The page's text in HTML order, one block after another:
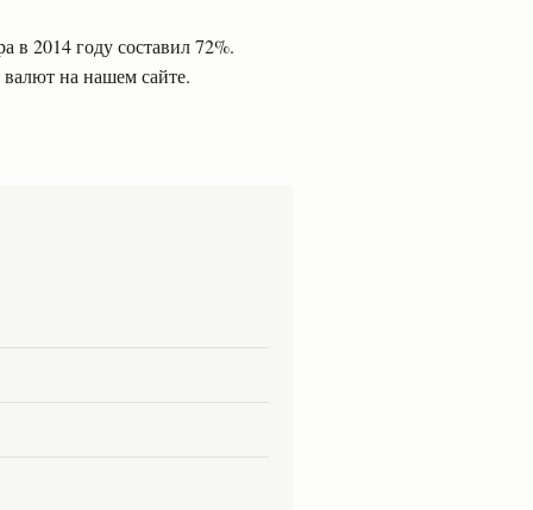
в 2014 году составил 72%.
на нашем сайте.